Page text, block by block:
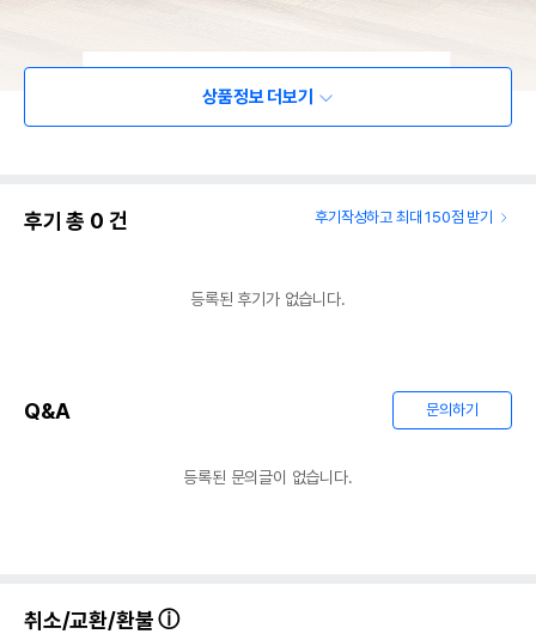
상품정보 더보기
후기 총 0 건 후기작성하고 최대 150점 받기
등록된 후기가 없습니다.
Q&A 문의하기
등록된 문의글이 없습니다.
취소/교환/환불